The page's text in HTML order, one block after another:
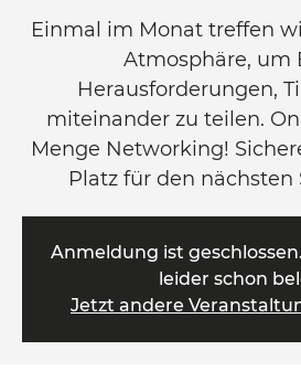
Einmal im Monat treffen
Atmosphäre, um
Herausforderungen,
miteinander zu teilen. On
Menge Networking!
Platz für den
Anmeldung ist
leider schon
Jetzt andere